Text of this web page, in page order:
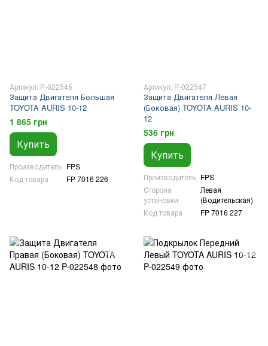
Артикул: P-022545
Защита Двигателя Большая
TOYOTA AURIS 10-12
1 865 грн
Купить
Производитель FPS
Код товара
FP 7016 226
Артикул: P-022547
Защита Двигателя Левая
(Боковaя) TOYOTA AURIS 10-
12
536 грн
Купить
Производитель FPS
Сторона
установки
Левая
(Водительская)
Код товара
FP 7016 227